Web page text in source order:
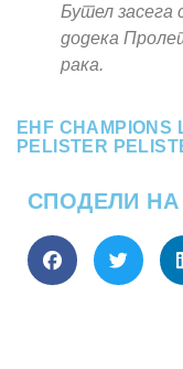
Бутел
додека
рака.
EHF CHAMPIONS
PELISTER
СПОДЕЛИ НА